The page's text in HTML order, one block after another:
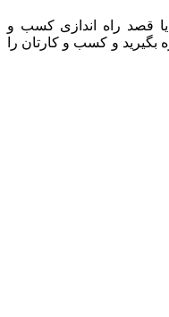
قصد راه اندازی کسب و
بگیرید و کسب و کارتان را